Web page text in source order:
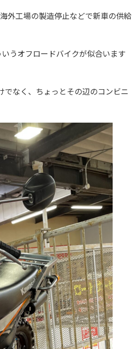
外工場の製造停止などで新車の供給
うオフロードバイクが似合います
でなく、ちょっとその辺のコンビニ